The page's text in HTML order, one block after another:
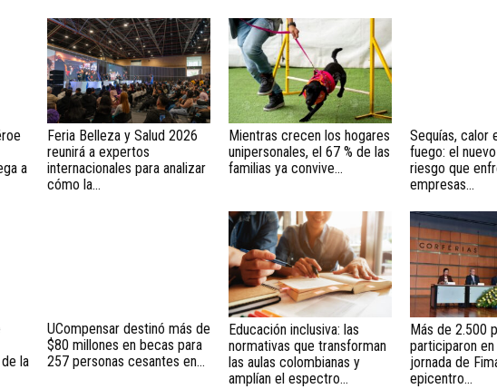
a
Feria Belleza y Salud 2026
reunirá a expertos
internacionales para analizar
cómo la...
Mientras crecen los hogares
unipersonales, el 67 % de las
familias ya convive...
Sequías, calor
fuego: el
riesgo que
empresas...
la
UCompensar destinó más de
$80 millones en becas para
257 personas cesantes en...
Educación inclusiva: las
normativas que transforman
las aulas colombianas y
amplían el espectro...
Más de 2.500
participaron
jornada de
epicentro...